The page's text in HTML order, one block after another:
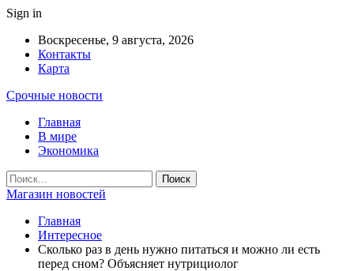
Sign in
Воскресенье, 9 августа, 2026
Контакты
Карта
Срочные новости
Главная
В мире
Экономика
Магазин новостей
Главная
Интересное
Сколько раз в день нужно питаться и можно ли есть
перед сном? Объясняет нутрициолог